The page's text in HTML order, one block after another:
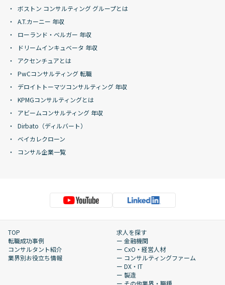
ボストン コンサルティング グループとは
A.T.カーニー 年収
ローランド・ベルガー 年収
ドリームインキュベータ 年収
アクセンチュアとは
PwCコンサルティング 転職
デロイトトーマツコンサルティング 年収
KPMGコンサルティングとは
アビームコンサルティング 年収
Dirbato（ディルバート）
ベイカレクローン
コンサル企業一覧
TOP
転職成功事例
コンサルタント紹介
業界別お役立ち情報
求人を探す
ー 金融機関
ー CxO・経営人材
ー コンサルティングファーム
ー DX・IT
ー 製造
ー その他業界・職種